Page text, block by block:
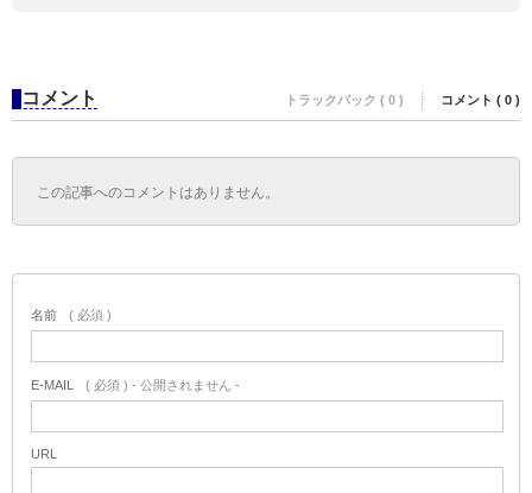
コメント トラックバック ( 0 ) コメント ( 0 )
この記事へのコメントはありません。
名前 ( 必須 )
E-MAIL ( 必須 ) - 公開されません -
URL